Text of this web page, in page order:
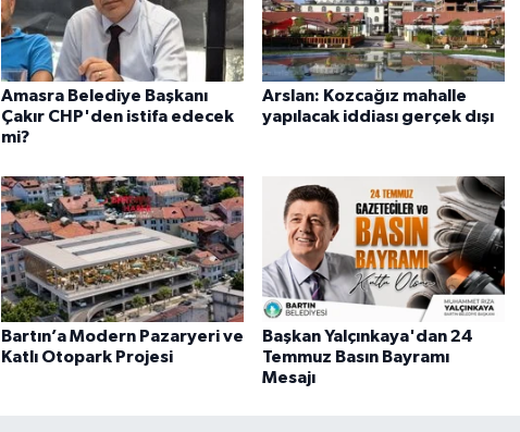
Amasra Belediye Başkanı
Çakır CHP'den istifa edecek
mi?
Arslan: Kozcağız mahalle
yapılacak iddiası gerçek dışı
Bartın’a Modern Pazaryeri ve
Katlı Otopark Projesi
Başkan Yalçınkaya'dan 24
Temmuz Basın Bayramı
Mesajı